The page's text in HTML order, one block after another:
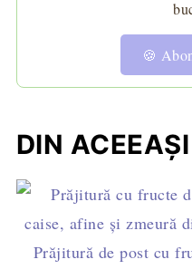
🍪
DIN
Prăjitură de post cu